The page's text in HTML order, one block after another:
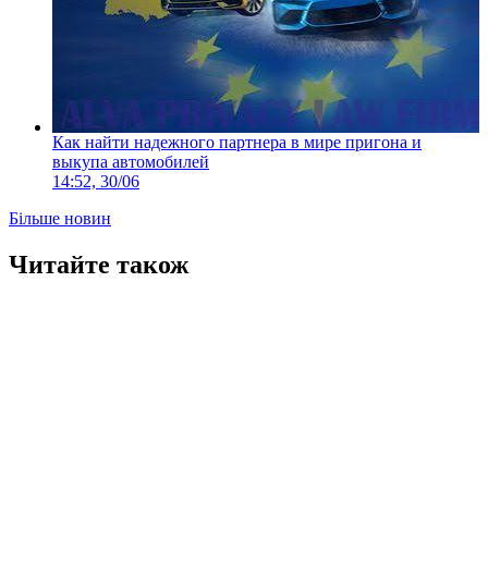
Как найти надежного партнера в мире пригона и
выкупа автомобилей
14:52, 30/06
Більше новин
Читайте також